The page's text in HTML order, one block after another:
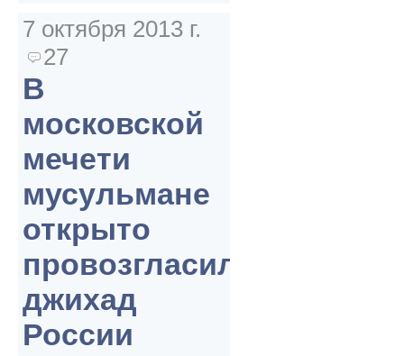
7 октября 2013 г.
27
В
московской
мечети
мусульмане
открыто
провозгласили
джихад
России